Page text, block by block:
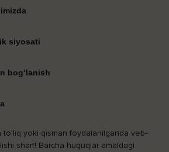
siyosati
bog‘lanish
to‘liq yoki qisman foydalanilganda veb-
shart! Barcha huquqlar amaldagi